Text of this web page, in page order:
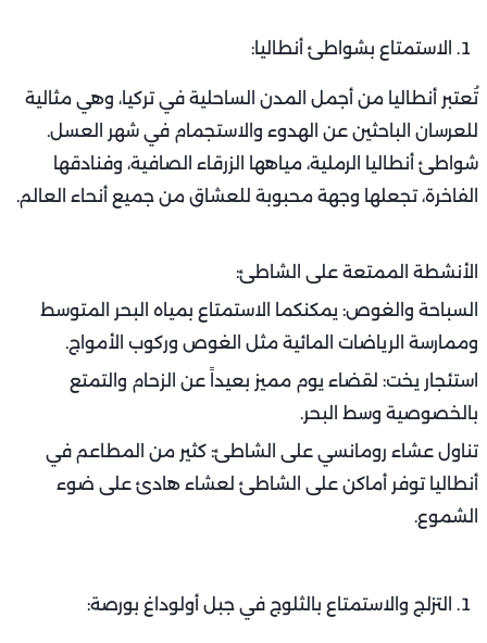
الاستمتاع بشواطئ أنطاليا:
تُعتبر أنطاليا من أجمل المدن الساحلية في تركيا، وهي مثالية
للعرسان الباحثين عن الهدوء والاستجمام في شهر العسل.
شواطئ أنطاليا الرملية، مياهها الزرقاء الصافية، وفنادقها
الفاخرة، تجعلها وجهة محبوبة للعشاق من جميع أنحاء العالم.
الأنشطة الممتعة على الشاطئ:
السباحة والغوص: يمكنكما الاستمتاع بمياه البحر المتوسط
وممارسة الرياضات المائية مثل الغوص وركوب الأمواج.
استئجار يخت: لقضاء يوم مميز بعيداً عن الزحام والتمتع
بالخصوصية وسط البحر.
تناول عشاء رومانسي على الشاطئ: كثير من المطاعم في
أنطاليا توفر أماكن على الشاطئ لعشاء هادئ على ضوء
الشموع.
التزلج والاستمتاع بالثلوج في جبل أولوداغ بورصة: